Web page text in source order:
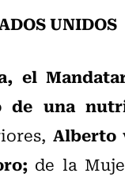
UNIDOS
el
de una
Alberto
de la